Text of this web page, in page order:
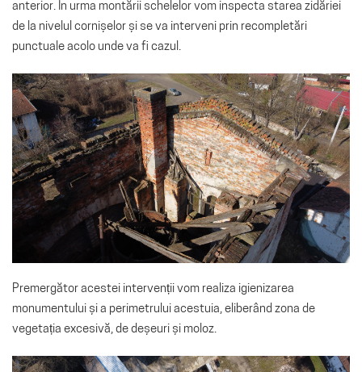
anterior. În urma montării schelelor vom inspecta starea zidăriei
de la nivelul cornișelor și se va interveni prin recompletări
punctuale acolo unde va fi cazul.
Premergător acestei intervenții vom realiza igienizarea
monumentului și a perimetrului acestuia, eliberând zona de
vegetația excesivă, de deșeuri și moloz.